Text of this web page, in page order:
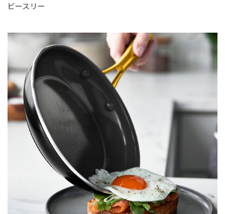
ビースリー